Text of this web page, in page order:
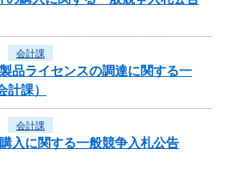
会計課
品ライセンスの調達に関する一
計課）
会計課
入に関する一般競争入札公告